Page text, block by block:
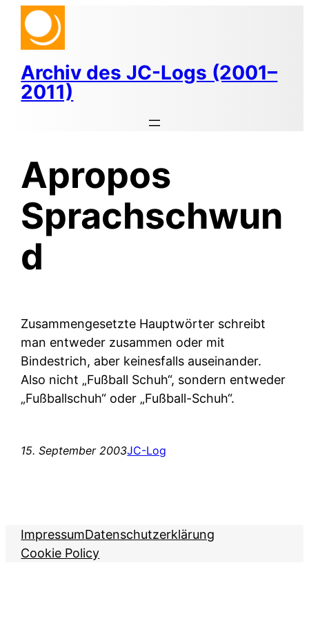
Zum
Inhalt
springen
Archiv des JC-Logs (2001–
2011)
Apropos
Sprachschwun
d
Zusammengesetzte Hauptwörter schreibt
man entweder zusammen oder mit
Bindestrich, aber keinesfalls auseinander.
Also nicht „Fußball Schuh“, sondern entweder
„Fußballschuh“ oder „Fußball-Schuh“.
15. September 2003JC-Log
ImpressumDatenschutzerklärung
Cookie Policy